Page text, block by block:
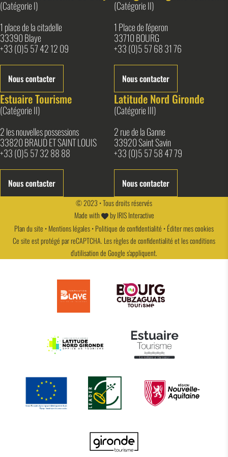
(Catégorie I)
1 place de la citadelle
33390 Blaye
+33 (0)5 57 42 12 09
Nous contacter
(Catégorie II)
1 Place de l'éperon
33710 BOURG
+33 (0)5 57 68 31 76
Nous contacter
Estuaire Tourisme
(Catégorie II)
2 les nouvelles possessions
33820 BRAUD ET SAINT LOUIS
+33 (0)5 57 32 88 88
Nous contacter
Latitude Nord Gironde
(Catégorie III)
2 rue de la Ganne
33920 Saint Savin
+33 (0)5 57 58 47 79
Nous contacter
© 2023 • Tous droits réservés
Made with
byIRIS Interactive
Plan du site •Mentions légales•Politique de confidentialité •Éditer mes cookies
Ce site est protégé par reCAPTCHA. Lesrègles de confidentialitéet lesconditions
d'utilisationde Google s'appliquent.